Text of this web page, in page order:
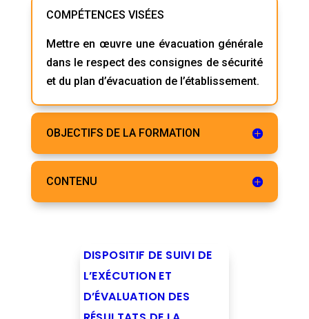
COMPÉTENCES VISÉES
Mettre en œuvre une évacuation générale
dans le respect des consignes de sécurité
et du plan d’évacuation de l’établissement.
OBJECTIFS DE LA FORMATION
CONTENU
DISPOSITIF DE SUIVI DE
L’EXÉCUTION ET
D’ÉVALUATION DES